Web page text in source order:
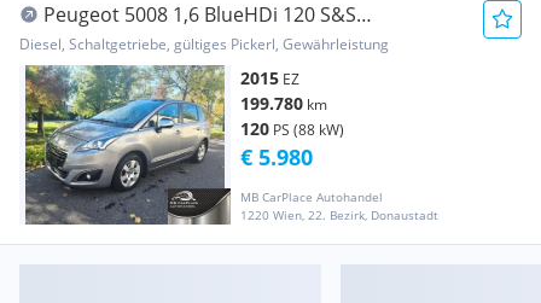
Peugeot 5008 1,6 BlueHDi 120 S&S
Professional Line
Diesel, Schaltgetriebe, gültiges Pickerl, Gewährleistung
2015 EZ
199.780 km
120 PS (88 kW)
MB CarPlace Autohandel
1220 Wien, 22. Bezirk, Donaustadt
€ 5.980